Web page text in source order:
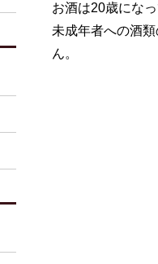
お酒は20歳になっ
未成年者への酒
ん。